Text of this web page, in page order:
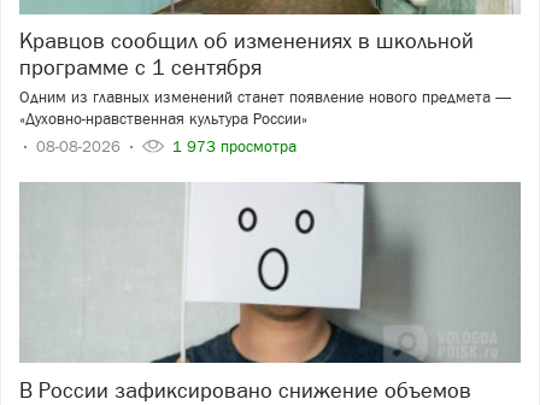
Кравцов сообщил об изменениях в школьной
программе с 1 сентября
Одним из главных изменений станет появление нового предмета —
«Духовно-нравственная культура России»
08-08-2026
1 973 просмотра
В России зафиксировано снижение объемов